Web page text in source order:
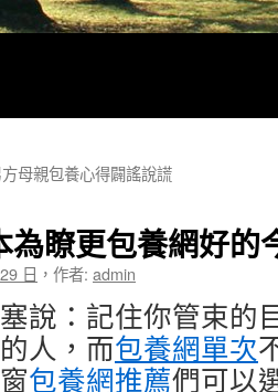
母親包養心得闢謠說謊
為瞭更包養網好的
日 ， 作者: admin
說：記住你管束的
人，而包養網單次
包養網推薦們可以